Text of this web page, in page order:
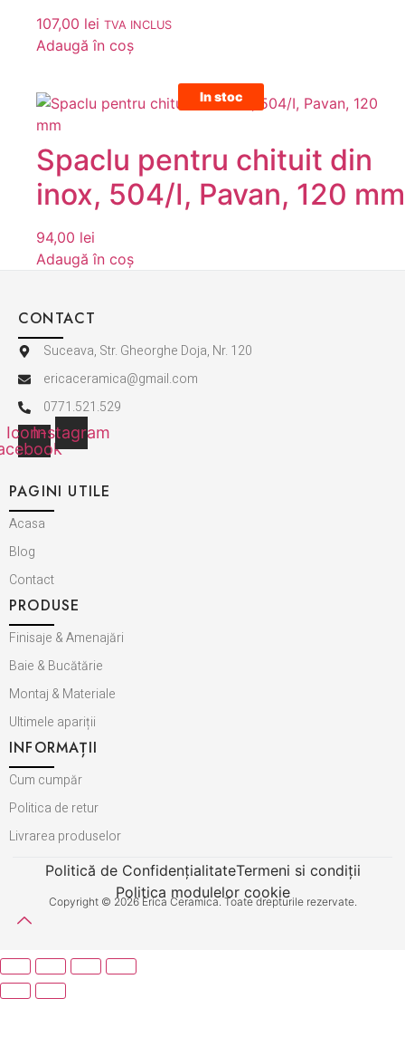
107,00 lei TVA INCLUS
Adaugă în coș
In stoc
Spaclu pentru chituit din
inox, 504/I, Pavan, 120 mm
94,00 lei
Adaugă în coș
CONTACT
Suceava, Str. Gheorghe Doja, Nr. 120
ericaceramica@gmail.com
0771.521.529
Icon-Instagram
PAGINI UTILE
Acasa
Blog
Contact
PRODUSE
Finisaje & Amenajări
Baie & Bucătărie
Montaj & Materiale
Ultimele apariții
INFORMAȚII
Cum cumpăr
Politica de retur
Livrarea produselor
Politică de ConfidențialitateTermeni si condiții
Politica modulelor cookie
Copyright © 2026 Erica Ceramica. Toate drepturile rezervate.